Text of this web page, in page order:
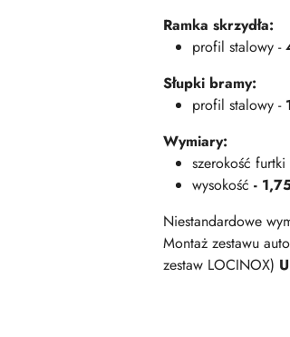
Ramka skrzydła:
profil stalowy -
Słupki bramy:
profil stalowy -
Wymiary:
szerokość furtki
wysokość -
Niestandardowe
Montaż zestawu
zestaw LOCINOX)